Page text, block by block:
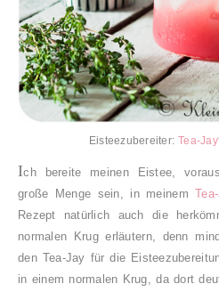
Eisteezubereiter:Tea-Jay
Ich
bereite meinen Eistee,
große Menge sein, in meinem
Rezept natürlich auch die
normalen Krug erläutern, denn
den Tea-Jay für die
in einem normalen Krug, da dort